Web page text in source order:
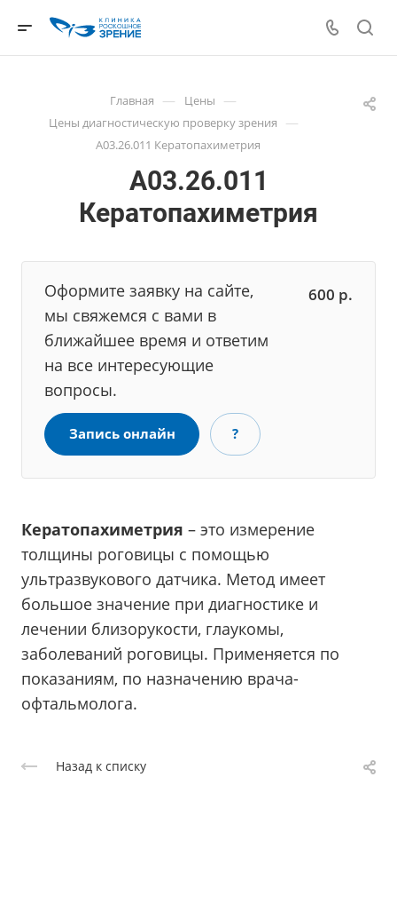
Главная — Цены —
Цены диагностическую проверку зрения —
А03.26.011 Кератопахиметрия
А03.26.011
Кератопахиметрия
Оформите заявку на сайте,
мы свяжемся с вами в
ближайшее время и ответим
на все интересующие
вопросы.
600 р.
Запись онлайн ?
Кератопахиметрия – это измерение
толщины роговицы с помощью
ультразвукового датчика. Метод имеет
большое значение при диагностике и
лечении близорукости, глаукомы,
заболеваний роговицы. Применяется по
показаниям, по назначению врача-
офтальмолога.
Назад к списку